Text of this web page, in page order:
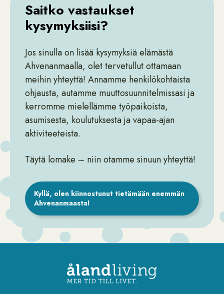
Saitko vastaukset
kysymyksiisi?
Jos sinulla on lisää kysymyksiä elämästä
Ahvenanmaalla, olet tervetullut ottamaan
meihin yhteyttä! Annamme henkilökohtaista
ohjausta, autamme muuttosuunnitelmissasi ja
kerromme mielellämme työpaikoista,
asumisesta, koulutuksesta ja vapaa-ajan
aktiviteeteista.
Täytä lomake – niin otamme sinuun yhteyttä!
Kyllä, olen kiinnostunut tietämään enemmän
Ahvenanmaasta!